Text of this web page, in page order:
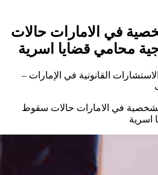
في الامارات حالات
محامي قضايا اسرية
القانونية في الإمارات –
في الامارات حالات سقوط
اسرية